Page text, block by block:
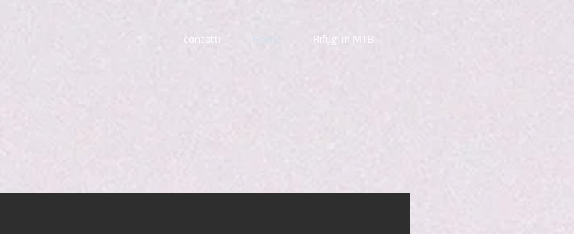
contatti Home Rifugi in MTB